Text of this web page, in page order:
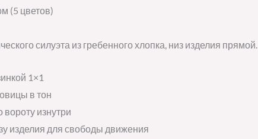
(5 цветов)
силуэта из гребенного хлопка, низ изделия прямой.
1×1
в тон
изнутри
изделия для свободы движения